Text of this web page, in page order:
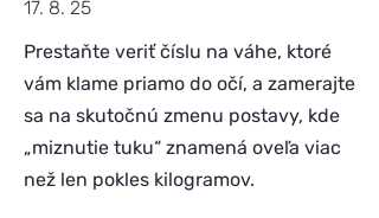
17. 8. 25
Prestaňte veriť číslu na váhe, ktoré
vám klame priamo do očí, a zamerajte
sa na skutočnú zmenu postavy, kde
„miznutie tuku“ znamená oveľa viac
než len pokles kilogramov.